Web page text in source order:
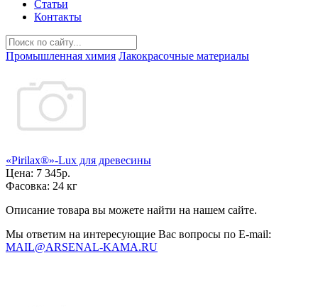
Статьи
Контакты
Промышленная химия Лакокрасочные материалы
«Pirilax®»-Lux для древесины
Цена: 7 345р.
Фасовка: 24 кг
Описание товара вы можете найти на нашем сайте.
Мы ответим на интересующие Вас вопросы по E-mail:
MAIL@ARSENAL-KAMA.RU